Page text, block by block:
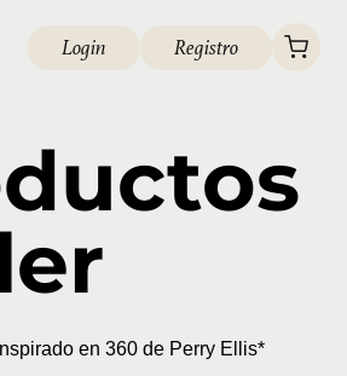
Login Registro
en 360 de Perry Ellis*